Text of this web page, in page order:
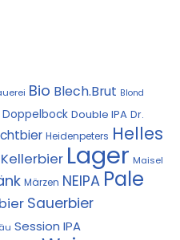
Bio Blech.Brut Blond
Doppelbock Double IPA Dr.
Heidenpeters Helles
Kellerbier Lager Maisel
Märzen NEIPA Pale
Sauerbier
Session IPA